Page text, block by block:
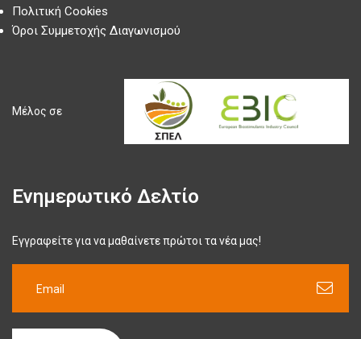
Πολιτική Cookies
Όροι Συμμετοχής Διαγωνισμού
Μέλος σε
Ενημερωτικό Δελτίο
Εγγραφείτε για να μαθαίνετε πρώτοι τα νέα μας!